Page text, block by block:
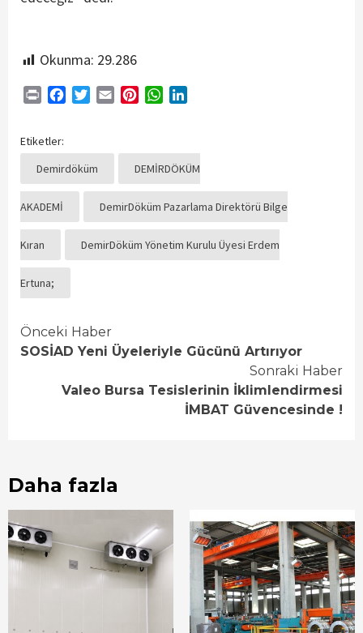
Okunma: 29.286
Print FacebookTwitterEmail PinterestWhatsApp
Etiketler:
Demirdöküm
DEMİRDÖKÜM
AKADEMİ DemirDöküm Pazarlama Direktörü Bilge
Kıran DemirDöküm Yönetim Kurulu Üyesi Erdem
Ertuna;
Continue
Önceki Haber
SOSİAD Yeni Üyeleriyle Gücünü Artırıyor
Sonraki Haber
Valeo Bursa Tesislerinin İklimlendirmesi
İMBAT Güvencesinde !
Daha fazla